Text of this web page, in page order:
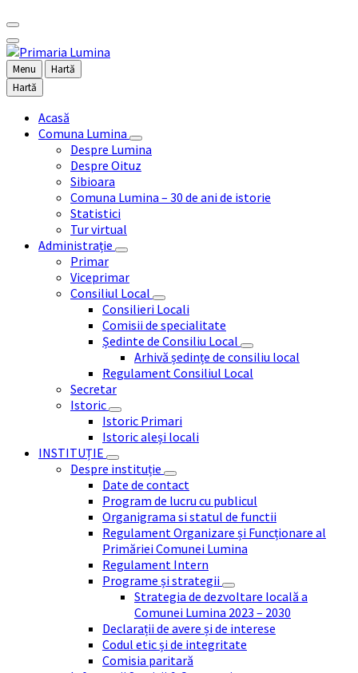
Menu
Hartă
Hartă
Acasă
Comuna Lumina
Despre Lumina
Despre Oituz
Sibioara
Comuna Lumina – 30 de ani de istorie
Statistici
Tur virtual
Administrație
Primar
Viceprimar
Consiliul Local
Consilieri Locali
Comisii de specialitate
Ședinte de Consiliu Local
Arhivă ședințe de consiliu local
Regulament Consiliul Local
Secretar
Istoric
Istoric Primari
Istoric aleși locali
INSTITUȚIE
Despre instituție
Date de contact
Program de lucru cu publicul
Organigrama si statul de functii
Regulament Organizare și Funcționare al
Primăriei Comunei Lumina
Regulament Intern
Programe și strategii
Strategia de dezvoltare locală a
Comunei Lumina 2023 – 2030
Declarații de avere și de interese
Codul etic și de integritate
Comisia paritară